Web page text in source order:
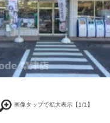
画像タップで拡大表示【1/1】